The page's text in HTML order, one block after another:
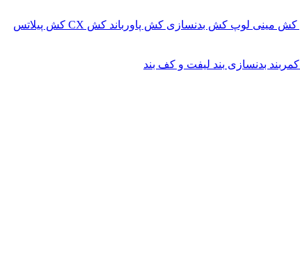
کش مینی لوپ کش بدنسازی کش پاورباند کش CX
کش پیلاتس
کمربند بدنسازی بند لیفت و کف بند